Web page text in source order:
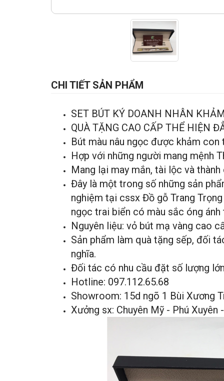
CHI TIẾT SẢN PHẨM
SET BÚT KÝ DOANH NHÂN
QUÀ TẶNG CAO CẤP THỂ HIỆN
Bút màu nâu ngọc được khảm con
Hợp với những người mang mệnh
Mang lại may mắn, tài lộc và thành
Đây là một trong số những sản
nghiệm tại cssx Đồ gỗ Trang
ngọc trai biển có màu sắc óng
Nguyên liệu: vỏ bút mạ vàng cao
Sản phẩm làm quà tặng sếp, đối
nghĩa.
Đối tác có nhu cầu đặt số lượng
Hotline: 097.112.65.68
Showroom: 15d ngõ 1 Bùi Xương
Xưởng sx: Chuyên Mỹ - Phú Xuyên